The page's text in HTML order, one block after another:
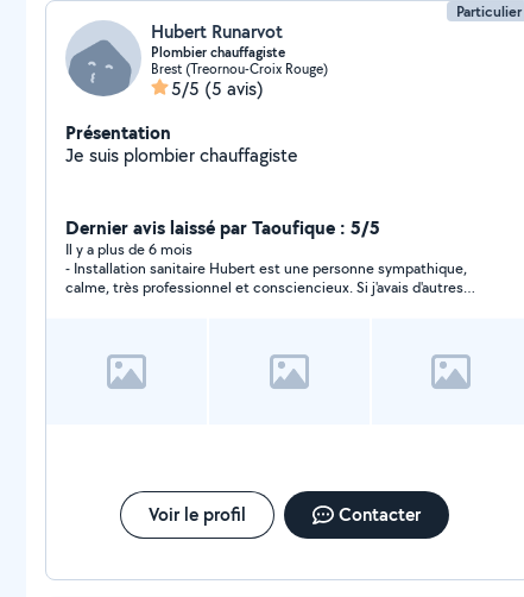
Particulier
Hubert Runarvot
Plombier chauffagiste
Brest (Treornou-Croix Rouge)
5/5 (5 avis)
Présentation
Je suis plombier chauffagiste
Dernier avis laissé par Taoufique : 5/5
Il y a plus de 6 mois
- Installation sanitaire Hubert est une personne sympathique,
calme, très professionnel et consciencieux. Si j'avais d'autres
Voir le profil Contacter